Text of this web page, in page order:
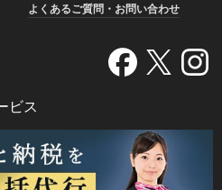
よくあるご質問・お問い合わせ
ビス